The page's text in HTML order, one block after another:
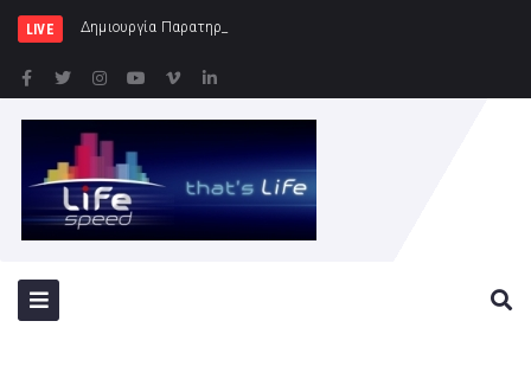
LIVE Δημιουργία Παρατηρητηρίου Έργων στην Περιφέρ